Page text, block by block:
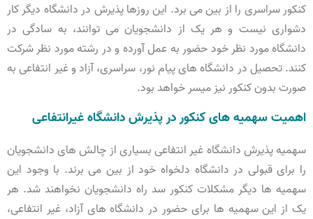
کنکور سراسری را از بین می برد. این روزها پذیرش در دانشگاه دیگر کار
دشواری نیست و هر یک از دانشجویان می توانند، به سادگی در
دانشگاه مورد نظر خود حضور به عمل آورده و در رشته مورد نظر شرکت
کنند. تحصیل در دانشگاه های پیام نور، سراسری، آزاد و غیر انتفاعی به
صورت بدون کنکور نیز میسر خواهد بود.
اهمیت سهمیه های کنکور در پذیرش دانشگاه غیرانتفاعی
سهمیه پذیرش دانشگاه غیر انتفاعی بسیاری از چالش های دانشجویان
را برای قبولی در دانشگاه دلخواه خود از بین می برند. با وجود این
سهمیه ها دیگر مشکلات کنکور سد راه دانشجویان نخواهند شد. هر
یک از این سهمیه ها برای حضور در دانشگاه های آزاد، غیر انتفاعی،